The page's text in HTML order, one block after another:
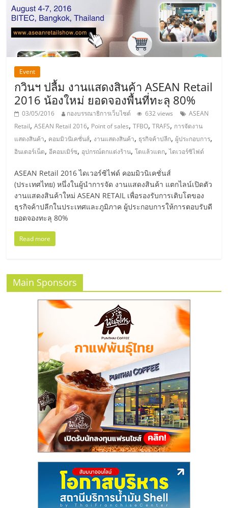
ไชส์"
Event
กวินฯ ปลื้ม งานแสดงสินค้า ASEAN Retail
2016 น้องใหม่ ยอดจองพื้นที่ทะลุ 80%
03/05/2016 กองบรรณาธิการเว็บไซต์ 632 views
ASEAN
Retail,ASEAN Retail 2016, Point of sales,TFBO,TRAFS, การจัดงาน
แสดงสินค้า, คอมมิวนิเคชั่นส์, งานแสดงสินค้า, ธุรกิจค้าปลีก,ผู้ประกอบการ,
อินเตอร์เน็ต,อีคอมเมิร์ซ, อุปกรณ์ตกแต่งร้าน,โตแล้วแตก,ไดเวอร์ซิไฟด์
ASEAN Retail 2016 ไดเวอร์ซิไฟด์ คอมมิวนิเคชั่นส์
(ประเทศไทย) หนึ่งในผู้นำการจัด งานแสดงสินค้า แตกไลน์เปิดตัว
งานแสดงสินค้าใหม่ ASEAN RETAIL เพื่อรองรับการเติบโตของ
ธุรกิจค้าปลีกในประเทศและภูมิภาค ผู้ประกอบการให้การตอบรับดี
ยอดจองทะลุ 80%
Read more
Main Sponsors